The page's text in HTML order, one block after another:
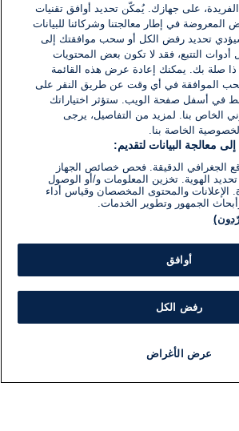
على جهازك. يُمكّن تحديد أوافق تقنيات
المعروضة في إطار معالجتنا وشركائنا للبيانات
تحديد رفض الكل أو سحب موافقتك إلى
أدوات التتبع، فقد لا تكون بعض المحتويات
ذا صلة بك. يمكنك إعادة عرض هذه القائمة
سحب الموافقة في أي وقت عن طريق النقر على
في أسفل صفحة الويب. ستؤثر اختياراتك
الخاص بنا. لمزيد من التفاصيل، يرجى
الخاصة بنا.
معالجة البيانات لتقديم:
الجغرافي الدقيقة. فحص خصائص الجهاز
الهوية. تخزين المعلومات و/أو الوصول
الإعلانات والمحتوى المخصصان وقياس أداء
الجمهور وتطوير الخدمات.
أوافق
رفض الكل
عرض الأغراض